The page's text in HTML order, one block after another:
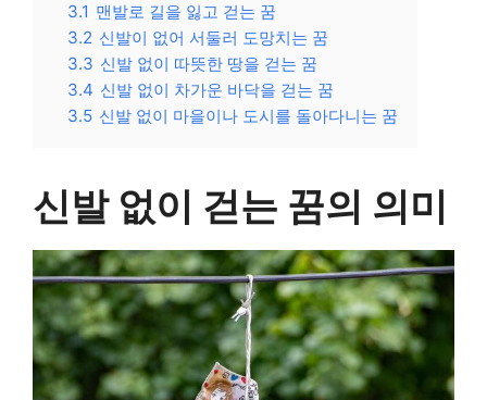
3.1 맨발로 길을 잃고 걷는 꿈
3.2 신발이 없어 서둘러 도망치는 꿈
3.3 신발 없이 따뜻한 땅을 걷는 꿈
3.4 신발 없이 차가운 바닥을 걷는 꿈
3.5 신발 없이 마을이나 도시를 돌아다니는 꿈
신발 없이 걷는 꿈의 의미